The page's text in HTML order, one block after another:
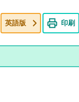
英語版 印刷